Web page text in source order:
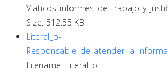
Size: 512.55 KB
Literal_o-
Filename: Literal_o-